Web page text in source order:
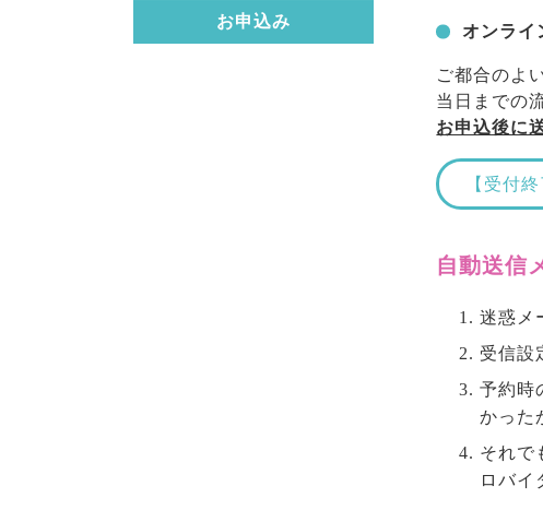
お申込み オンライ
ご都合のよ
当日までの
お申込後に
【受付
自動送信
迷惑メ
受信設
予約時
かった
それで
ロバ